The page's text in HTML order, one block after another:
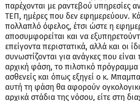
παρέχονται με ραντεβού υπηρεσίες
ΤΕΠ, ημέρες που δεν εφημερεύουν.
πολλαπλό όφελος, έτσι ώστε η
αποσυμφορείται και να
επείγοντα περιστατικά, αλλά και οι
συνωστίζονται για ανάγκες που
αρχική φάση, το πιλοτικό
ασθενείς και όπως εξηγεί ο κ.
αυτή τη φάση θα αφορούν
αρχικά στάδια της νόσου, είτε στη